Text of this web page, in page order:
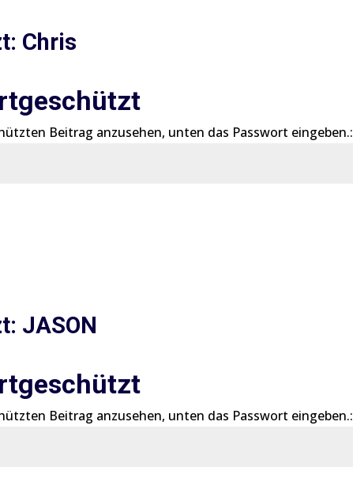
Chris
Beitrag anzusehen, unten das Passwort eingeben.:
JASON
Beitrag anzusehen, unten das Passwort eingeben.: